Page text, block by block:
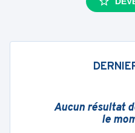
Aucun résultat
le